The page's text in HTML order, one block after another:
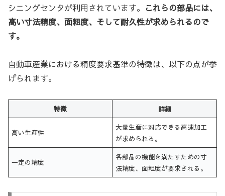
シニングセンタが利用されています。 これらの部品には、
高い寸法精度、面粗度、そして耐久性が求められるので
す。
自動車産業における精度要求基準の特徴は、以下の点が挙
げられます。
特徴 詳細
高い生産性
大量生産に対応できる高速加工
が求められる。
一定の精度
各部品の機能を満たすための寸
法精度、面粗度が要求される。